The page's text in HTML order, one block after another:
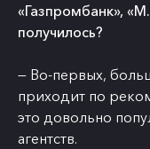
«Газпромбанк»,
получилось?
— Во-первых,
приходит по
это довольно
агентств.